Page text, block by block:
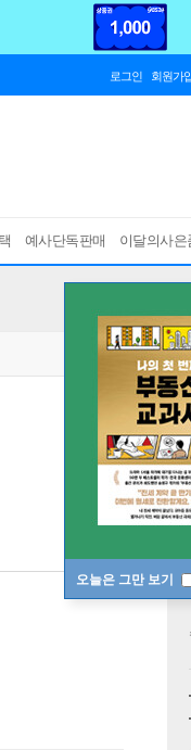
로그인 회원가
예사단독판매 이달의사은
오늘은 그만 보기